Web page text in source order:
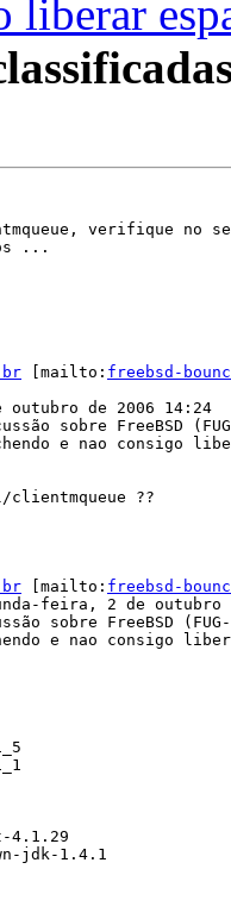
liberar
verifique no
...
[mailto: freebsd-
outubro de 2006 14:24
sobre FreeBSD
e nao consigo
??
[mailto: freebsd-
feira, 2 de outubro
sobre FreeBSD (FUG-
e nao consigo
4.1.29
jdk-1.4.1